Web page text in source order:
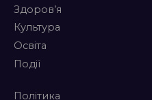
Здоров’я
Культура
Освіта
Події
Політика